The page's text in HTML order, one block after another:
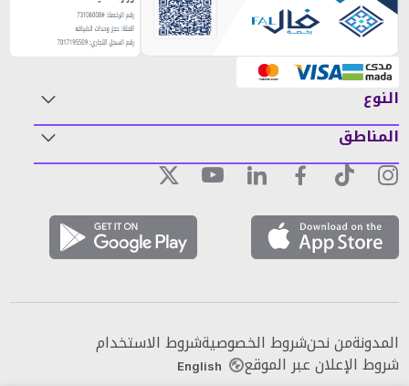
النوع
المناطق
المدونةمن نحنشروط الخصوصيةشروط الاستخدام
شروط الإعلان عبر الموقع English